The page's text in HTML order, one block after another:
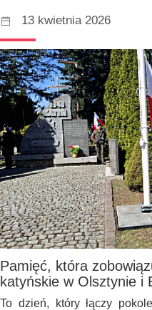
13 kwietnia 2026
Pamięć, która
katyńskie w Olsztynie i
To dzień, który łączy